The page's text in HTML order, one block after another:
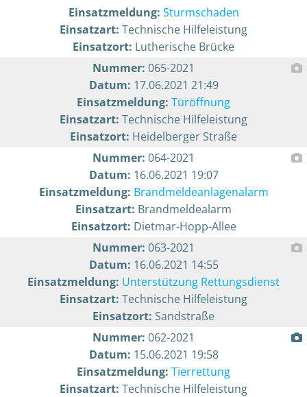
Einsatzmeldung: Sturmschaden
Einsatzart: Technische Hilfeleistung
Einsatzort: Lutherische Brücke
Nummer: 065-2021
Datum: 17.06.2021 21:49
Einsatzmeldung: Türöffnung
Einsatzart: Technische Hilfeleistung
Einsatzort: Heidelberger Straße
Nummer: 064-2021
Datum: 16.06.2021 19:07
Einsatzmeldung: Brandmeldeanlagenalarm
Einsatzart: Brandmeldealarm
Einsatzort: Dietmar-Hopp-Allee
Nummer: 063-2021
Datum: 16.06.2021 14:55
Einsatzmeldung: Unterstützung Rettungsdienst
Einsatzart: Technische Hilfeleistung
Einsatzort: Sandstraße
Nummer: 062-2021
Datum: 15.06.2021 19:58
Einsatzmeldung: Tierrettung
Einsatzart: Technische Hilfeleistung